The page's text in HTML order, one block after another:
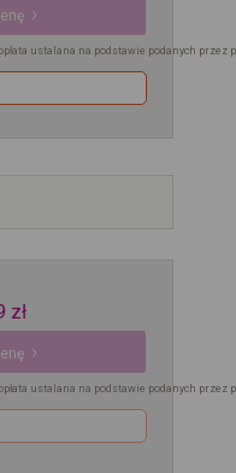
ustalana na podstawie podanych przez
zł
ustalana na podstawie podanych przez